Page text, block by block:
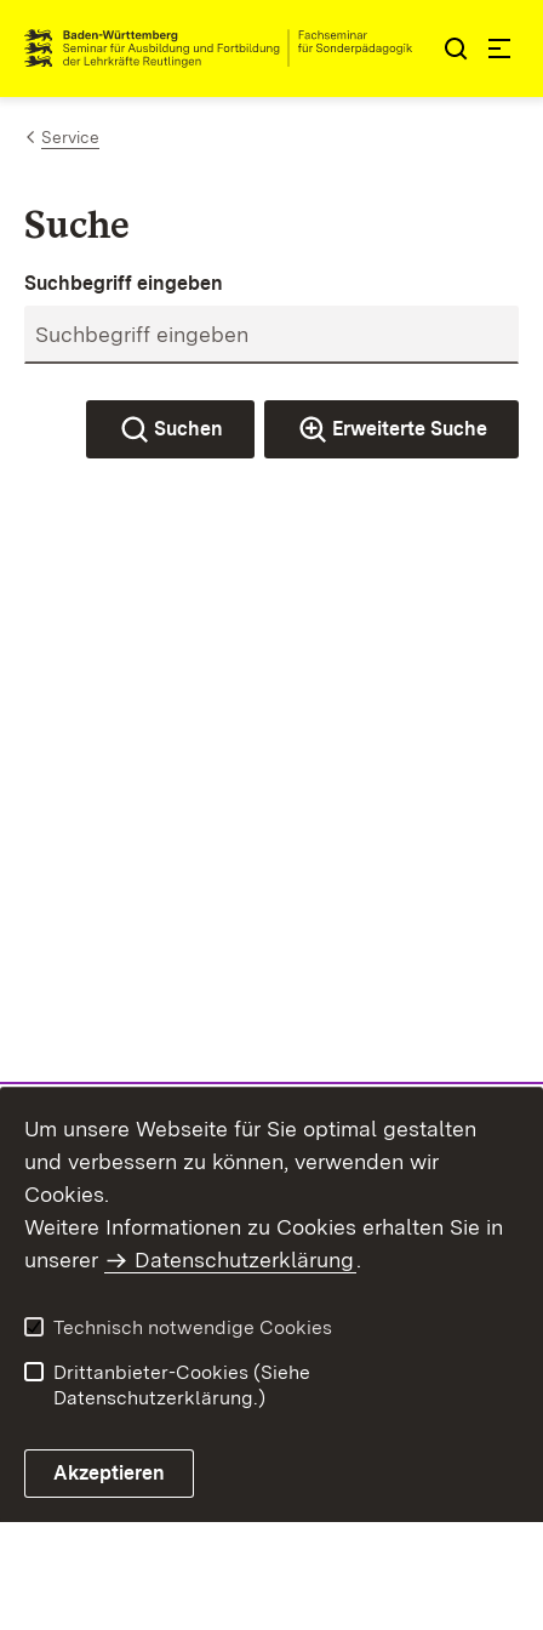
Zum Inhalt springen
Link zur Startseite
Service
Suche
Suchbegriff eingeben
Suchen Erweiterte Suche
Benutzungshinweise
Erklärung zur
Um unsere Webseite für Sie optimal gestalten
und verbessern zu können, verwenden wir
Cookies.
Weitere Informationen zu Cookies erhalten Sie in
unserer
Datenschutzerklärung.
Technisch notwendige Cookies
Drittanbieter-Cookies (Siehe
Datenschutzerklärung.)
Akzeptieren